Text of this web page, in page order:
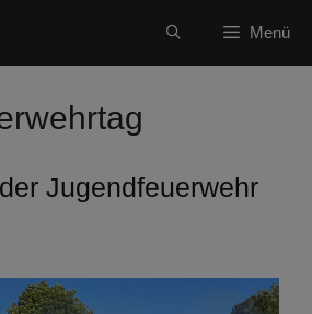
Menü
Jugendfeuerwehr